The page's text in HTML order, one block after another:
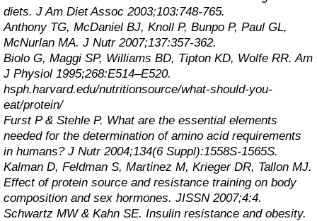
diets. J Am Diet Assoc 2003;103:748-765.
Anthony TG, McDaniel BJ, Knoll P, Bunpo P, Paul GL,
McNurlan MA. J Nutr 2007;137:357-362.
Biolo G, Maggi SP, Williams BD, Tipton KD, Wolfe RR. Am
J Physiol 1995;268:E514–E520.
hsph.harvard.edu/nutritionsource/what-should-you-
eat/protein/
Furst P & Stehle P. What are the essential elements
needed for the determination of amino acid requirements
in humans? J Nutr 2004;134(6 Suppl):1558S-1565S.
Kalman D, Feldman S, Martinez M, Krieger DR, Tallon MJ.
Effect of protein source and resistance training on body
composition and sex hormones. JISSN 2007;4:4.
Schwartz MW & Kahn SE. Insulin resistance and obesity.